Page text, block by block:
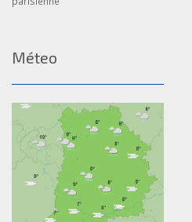
Méteo